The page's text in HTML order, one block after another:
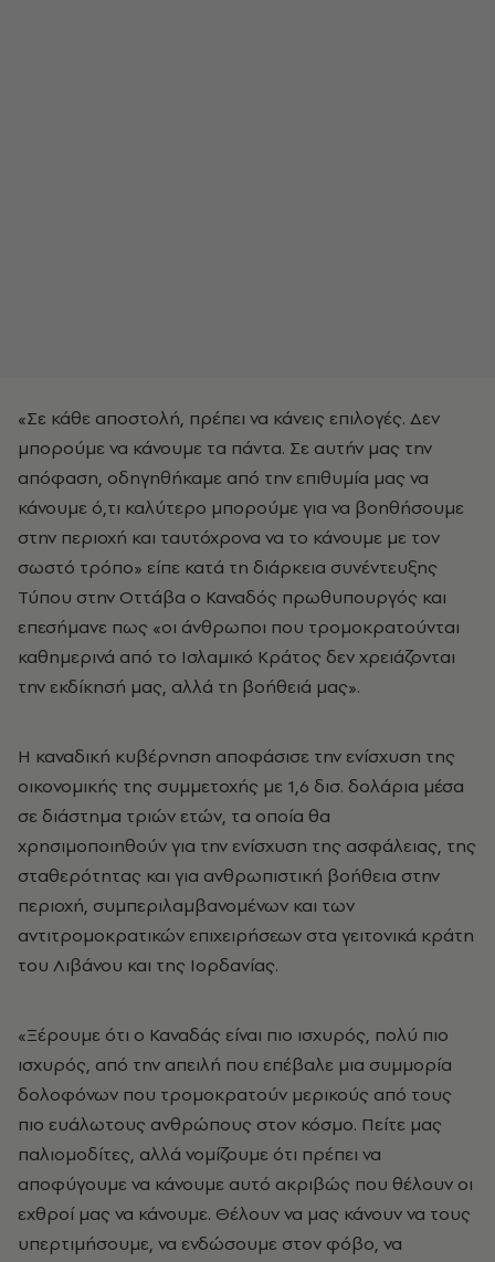
«Σε κάθε αποστολή, πρέπει να κάνεις επιλογές. Δεν
μπορούμε να κάνουμε τα πάντα. Σε αυτήν μας την
απόφαση, οδηγηθήκαμε από την επιθυμία μας να
κάνουμε ό,τι καλύτερο μπορούμε για να βοηθήσουμε
στην περιοχή και ταυτόχρονα να το κάνουμε με τον
σωστό τρόπο» είπε κατά τη διάρκεια συνέντευξης
Τύπου στην Οττάβα ο Καναδός πρωθυπουργός και
επεσήμανε πως «οι άνθρωποι που τρομοκρατούνται
καθημερινά από το Ισλαμικό Κράτος δεν χρειάζονται
την εκδίκησή μας, αλλά τη βοήθειά μας».
Η καναδική κυβέρνηση αποφάσισε την ενίσχυση της
οικονομικής της συμμετοχής με 1,6 δισ. δολάρια μέσα
σε διάστημα τριών ετών, τα οποία θα
χρησιμοποιηθούν για την ενίσχυση της ασφάλειας, της
σταθερότητας και για ανθρωπιστική βοήθεια στην
περιοχή, συμπεριλαμβανομένων και των
αντιτρομοκρατικών επιχειρήσεων στα γειτονικά κράτη
του Λιβάνου και της Ιορδανίας.
«Ξέρουμε ότι ο Καναδάς είναι πιο ισχυρός, πολύ πιο
ισχυρός, από την απειλή που επέβαλε μια συμμορία
δολοφόνων που τρομοκρατούν μερικούς από τους
πιο ευάλωτους ανθρώπους στον κόσμο. Πείτε μας
παλιομοδίτες, αλλά νομίζουμε ότι πρέπει να
αποφύγουμε να κάνουμε αυτό ακριβώς που θέλουν οι
εχθροί μας να κάνουμε. Θέλουν να μας κάνουν να τους
υπερτιμήσουμε, να ενδώσουμε στον φόβο, να